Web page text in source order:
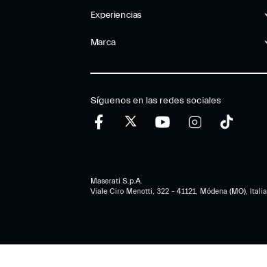
Experiencias
Marca
Síguenos en las redes sociales
Maserati S.p.A.
Viale Ciro Menotti, 322 – 41121, Módena (MO), Italia